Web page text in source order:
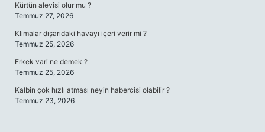
Kürtün alevisi olur mu ?
Temmuz 27, 2026
Klimalar dışarıdaki havayı içeri verir mi ?
Temmuz 25, 2026
Erkek vari ne demek ?
Temmuz 25, 2026
Kalbin çok hızlı atması neyin habercisi olabilir ?
Temmuz 23, 2026